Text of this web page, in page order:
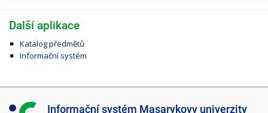
Další aplikace
Katalog předmětů
Informační systém
I Informační systém Masarykovy univerzity